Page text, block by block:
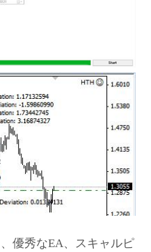
優秀なEA、スキャルピ